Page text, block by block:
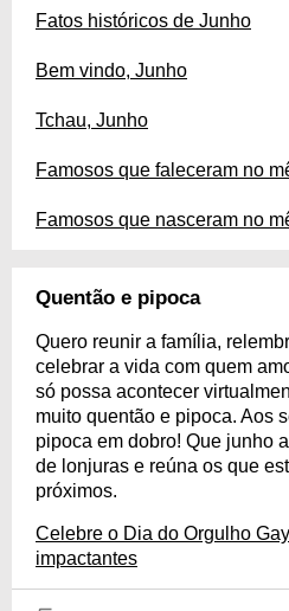
Fatos históricos de Junho
Bem vindo, Junho
Tchau, Junho
Famosos que faleceram no
Famosos que nasceram no
Quentão e pipoca
Quero reunir a família,
celebrar a vida com quem
só possa acontecer
muito quentão e pipoca. Aos
pipoca em dobro! Que junho
de lonjuras e reúna os que
próximos.
Celebre o Dia do Orgulho
impactantes